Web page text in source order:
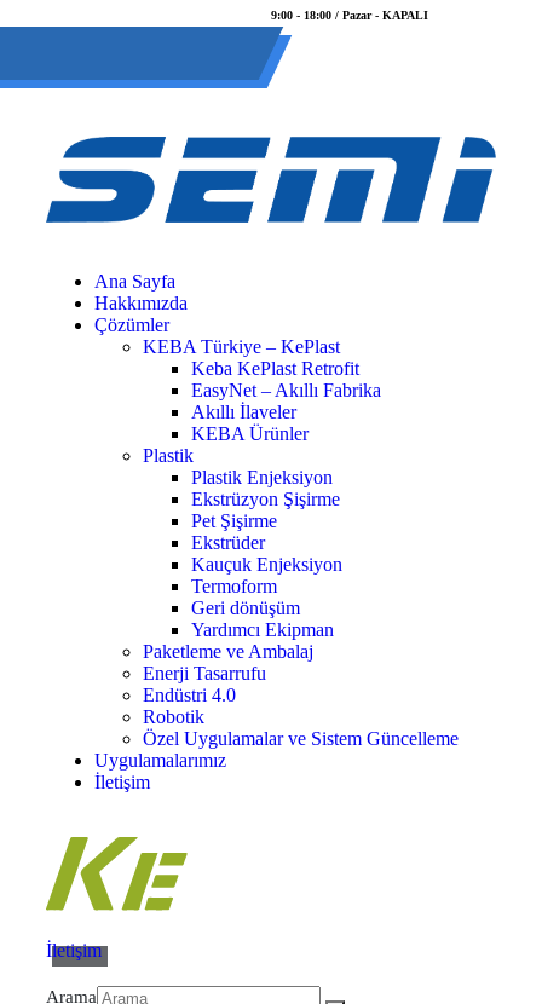
9:00 - 18:00 / Pazar - KAPALI
Ana Sayfa
Hakkımızda
Çözümler
KEBA Türkiye – KePlast
Keba KePlast Retrofit
EasyNet – Akıllı Fabrika
Akıllı İlaveler
KEBA Ürünler
Plastik
Plastik Enjeksiyon
Ekstrüzyon Şişirme
Pet Şişirme
Ekstrüder
Kauçuk Enjeksiyon
Termoform
Geri dönüşüm
Yardımcı Ekipman
Paketleme ve Ambalaj
Enerji Tasarrufu
Endüstri 4.0
Robotik
Özel Uygulamalar ve Sistem Güncelleme
Uygulamalarımız
İletişim
İletişim
Arama